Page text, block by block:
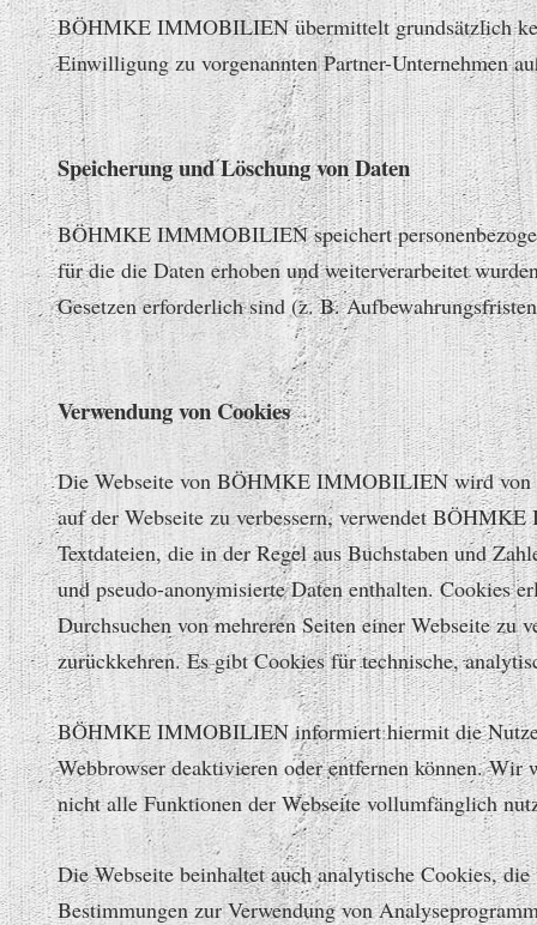
BÖHMKE IMMOBILIEN übermittelt grundsätzlich
Einwilligung zu vorgenannten Partner-Unternehmen
Speicherung und Löschung von Daten
BÖHMKE IMMMOBILIEN speichert
für die die Daten erhoben und weiterverarbeitet
Gesetzen erforderlich sind (z. B.
Verwendung von Cookies
Die Webseite von BÖHMKE IMMOBILIEN wird von
auf der Webseite zu verbessern, verwendet
Textdateien, die in der Regel aus Buchstaben und
und pseudo-anonymisierte Daten enthalten. Cookies
Durchsuchen von mehreren Seiten einer Webseite
zurückkehren. Es gibt Cookies für technische,
BÖHMKE IMMOBILIEN informiert hiermit die
Webbrowser deaktivieren oder entfernen können. Wir
nicht alle Funktionen der Webseite vollumfänglich
Die Webseite beinhaltet auch analytische Cookies,
Bestimmungen zur Verwendung von